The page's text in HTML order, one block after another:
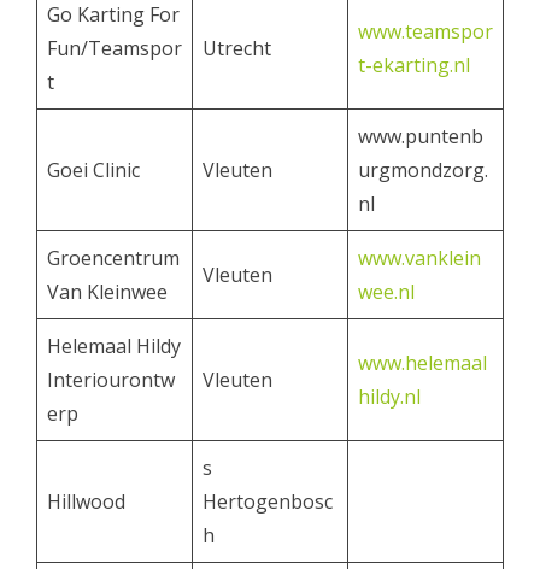
Go Karting For
Fun/Teamspor
t
Utrecht
www.teamspor
t-ekarting.nl
Goei Clinic Vleuten
www.puntenb
urgmondzorg.
nl
Groencentrum
Van Kleinwee
Vleuten
www.vanklein
wee.nl
Helemaal Hildy
Interiourontw
erp
Vleuten
www.helemaal
hildy.nl
Hillwood
s
Hertogenbosc
h